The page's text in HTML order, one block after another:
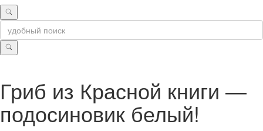
Гриб из Красной книги —
подосиновик белый!